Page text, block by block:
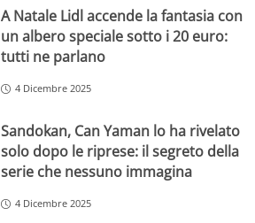
A Natale Lidl accende la fantasia con
un albero speciale sotto i 20 euro:
tutti ne parlano
4 Dicembre 2025
Sandokan, Can Yaman lo ha rivelato
solo dopo le riprese: il segreto della
serie che nessuno immagina
4 Dicembre 2025